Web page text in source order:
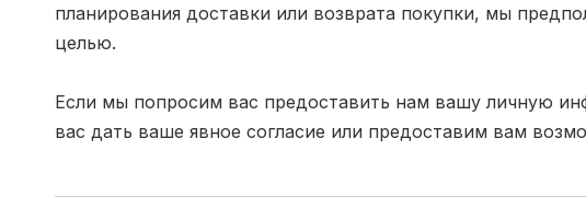
планирования доставки или возврата покупки, мы
целью.
Если мы попросим вас предоставить нам вашу личную
вас дать ваше явное согласие или предоставим вам